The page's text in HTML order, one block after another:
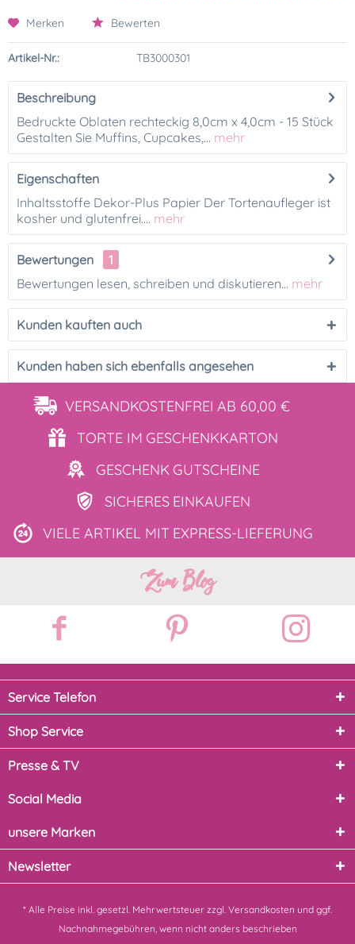
Merken Bewerten
Artikel-Nr.: TB3000301
Beschreibung
Bedruckte Oblaten rechteckig 8,0cm x 4,0cm - 15 Stück
Gestalten Sie Muffins, Cupcakes,... mehr
Eigenschaften
Inhaltsstoffe Dekor-Plus Papier Der Tortenaufleger ist
kosher und glutenfrei.... mehr
Bewertungen
1
Bewertungen lesen, schreiben und diskutieren... mehr
Kunden kauften auch
Kunden haben sich ebenfalls angesehen
VERSANDKOSTENFREI AB 60,00 €
TORTE IM GESCHENKKARTON
GESCHENK GUTSCHEINE
SICHERES EINKAUFEN
VIELE ARTIKEL MIT EXPRESS-LIEFERUNG
Zum Blog
Service Telefon
Shop Service
Presse & TV
Social Media
unsere Marken
Newsletter
* Alle Preise inkl. gesetzl. Mehrwertsteuer zzgl. Versandkosten und ggf.
Nachnahmegebühren, wenn nicht anders beschrieben